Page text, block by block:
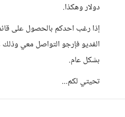
دولار وهكذا.
إذا رغب احدكم بالحصول على
الفديو فإرجو التواصل معي
بشكل عام.
تحيتي لكم...